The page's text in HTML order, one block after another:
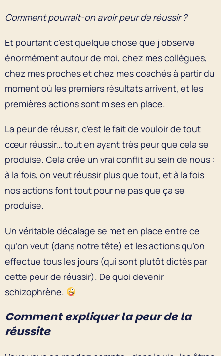
Comment pourrait-on avoir peur de réussir ?
Et pourtant c’est quelque chose que j’observe
énormément autour de moi, chez mes collègues,
chez mes proches et chez mes coachés à partir du
moment où les premiers résultats arrivent, et les
premières actions sont mises en place.
La peur de réussir, c’est le fait de vouloir de tout
cœur réussir… tout en ayant très peur que cela se
produise. Cela crée un vrai conflit au sein de nous :
à la fois, on veut réussir plus que tout, et à la fois
nos actions font tout pour ne pas que ça se
produise.
Un véritable décalage se met en place entre ce
qu’on veut (dans notre tête) et les actions qu’on
effectue tous les jours (qui sont plutôt dictés par
cette peur de réussir). De quoi devenir
schizophrène.
Comment expliquer la peur de la
réussite